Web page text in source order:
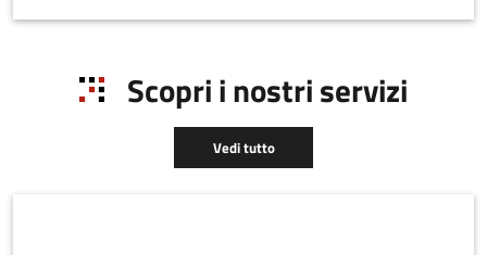
Scopri i nostri servizi
Vedi tutto